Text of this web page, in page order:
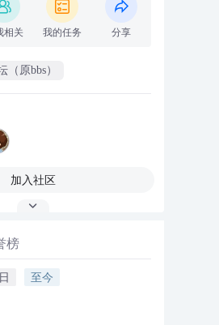
相关 我的任务 分享
（原bbs）
加入社区
榜
至今